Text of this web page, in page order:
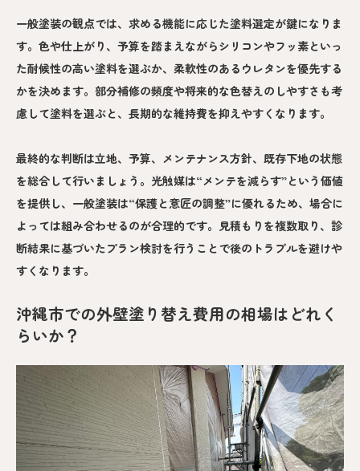
一般塗装の観点では、求める機能に応じた塗料選定が鍵になりま
す。色や仕上がり、予算を踏まえながらシリコンやフッ素といっ
た耐候性の高い塗料を選ぶか、柔軟性のあるウレタンを優先する
かを決めます。部分補修の頻度や将来的な色替えのしやすさも考
慮して塗料を選ぶと、長期的な維持費を抑えやすくなります。
最終的な判断は立地、予算、メンテナンス方針、既存下地の状態
を総合して行いましょう。光触媒は“メンテを減らす”という価値
を提供し、一般塗装は“保護と意匠の調整”に優れるため、場合に
よっては組み合わせるのが合理的です。見積もりを複数取り、診
断結果に基づいたプラン検討を行うことで後のトラブルを避けや
すくなります。
沖縄市での外壁塗り替え費用の相場はどれく
らいか？